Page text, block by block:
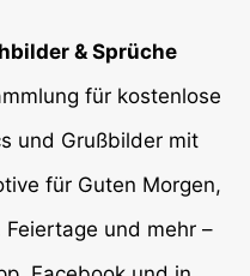
& Sprüche
für kostenlose
und Grußbilder mit
für Guten Morgen,
und mehr –